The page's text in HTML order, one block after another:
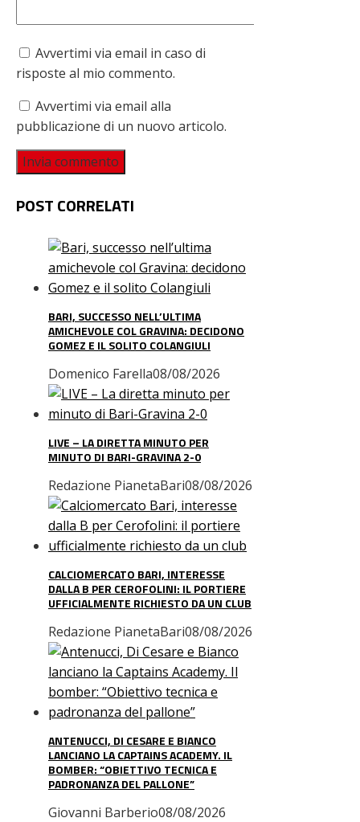
Avvertimi via email in caso di
risposte al mio commento.
Avvertimi via email alla
pubblicazione di un nuovo articolo.
POST CORRELATI
BARI, SUCCESSO NELL’ULTIMA
AMICHEVOLE COL GRAVINA: DECIDONO
GOMEZ E IL SOLITO COLANGIULI
Domenico Farella08/08/2026
LIVE – LA DIRETTA MINUTO PER
MINUTO DI BARI-GRAVINA 2-0
Redazione PianetaBari08/08/2026
CALCIOMERCATO BARI, INTERESSE
DALLA B PER CEROFOLINI: IL PORTIERE
UFFICIALMENTE RICHIESTO DA UN CLUB
Redazione PianetaBari08/08/2026
ANTENUCCI, DI CESARE E BIANCO
LANCIANO LA CAPTAINS ACADEMY. IL
BOMBER: “OBIETTIVO TECNICA E
PADRONANZA DEL PALLONE”
Giovanni Barberio08/08/2026